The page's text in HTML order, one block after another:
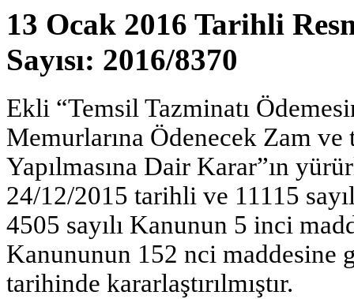
13 Ocak 2016 Tarihli
Sayısı: 2016/8370
Ekli “Temsil Tazminatı
Memurlarına Ödenecek Zam
Yapılmasına Dair Karar”ın
24/12/2015 tarihli ve 11115
4505 sayılı Kanunun 5 inci
Kanununun 152 nci maddesine
tarihinde kararlaştırılmıştır.